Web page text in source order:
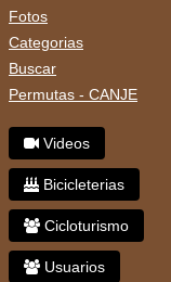
Fotos
Categorias
Buscar
Permutas - CANJE
Videos
Bicicleterias
Cicloturismo
Usuarios